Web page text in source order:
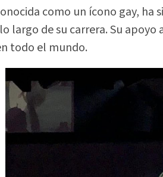
como un ícono gay, ha
largo de su carrera. Su
todo el mundo.